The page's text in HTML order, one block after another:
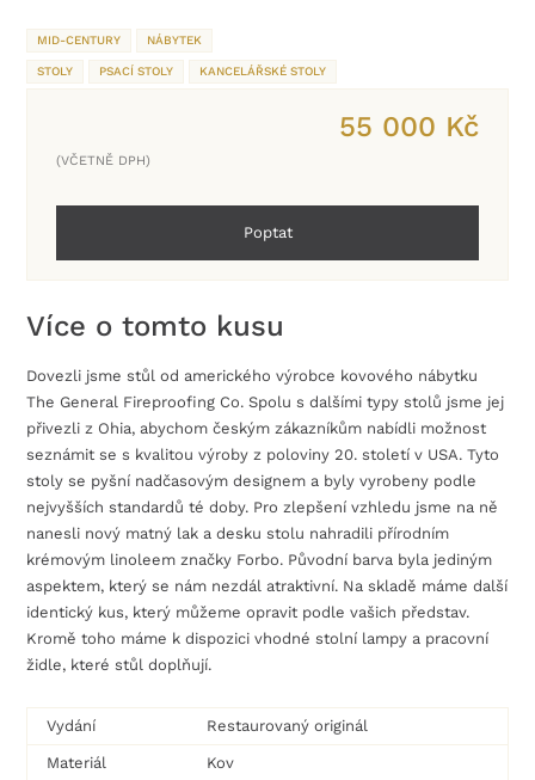
MID-CENTURY NÁBYTEK
STOLY PSACÍ STOLY KANCELÁŘSKÉ STOLY
55 000 Kč
(VČETNĚ DPH)
Poptat
Více o tomto kusu
Dovezli jsme stůl od amerického výrobce kovového nábytku
The General Fireproofing Co. Spolu s dalšími typy stolů jsme jej
přivezli z Ohia, abychom českým zákazníkům nabídli možnost
seznámit se s kvalitou výroby z poloviny 20. století v USA. Tyto
stoly se pyšní nadčasovým designem a byly vyrobeny podle
nejvyšších standardů té doby. Pro zlepšení vzhledu jsme na ně
nanesli nový matný lak a desku stolu nahradili přírodním
krémovým linoleem značky Forbo. Původní barva byla jediným
aspektem, který se nám nezdál atraktivní. Na skladě máme další
identický kus, který můžeme opravit podle vašich představ.
Kromě toho máme k dispozici vhodné stolní lampy a pracovní
židle, které stůl doplňují.
Vydání Restaurovaný originál
Materiál Kov